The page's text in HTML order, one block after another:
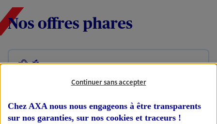
Nos offres phares
Épargne
Réalisez vos projets grâce à votre épargne : achat
immobilier, études des enfants ou voyage autour
du monde… Épargnez à votre rythme et
simplement, selon votre profil.
Continuer sans accepter
Chez AXA nous nous engageons à être transparents
sur nos garanties, sur nos cookies et traceurs !